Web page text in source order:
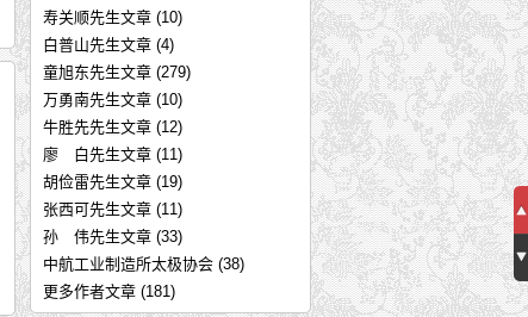
寿关顺先生文章 (10)
白普山先生文章 (4)
童旭东先生文章 (279)
万勇南先生文章 (10)
牛胜先先生文章 (12)
廖 白先生文章 (11)
胡俭雷先生文章 (19)
张西可先生文章 (11)
孙 伟先生文章 (33)
中航工业制造所太极协会 (38)
更多作者文章 (181)
传承精艺扬四海 弘扬太极耀九州—
民国十八年，孙祖禄堂公逸文《拳
太极非遗传承人——霍培林